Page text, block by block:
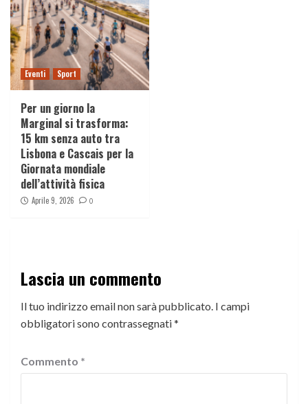
Eventi Sport
Per un giorno la
Marginal si trasforma:
15 km senza auto tra
Lisbona e Cascais per la
Giornata mondiale
dell’attività fisica
Aprile 9, 2026 0
Lascia un commento
Il tuo indirizzo email non sarà pubblicato. I campi
obbligatori sono contrassegnati*
Commento *